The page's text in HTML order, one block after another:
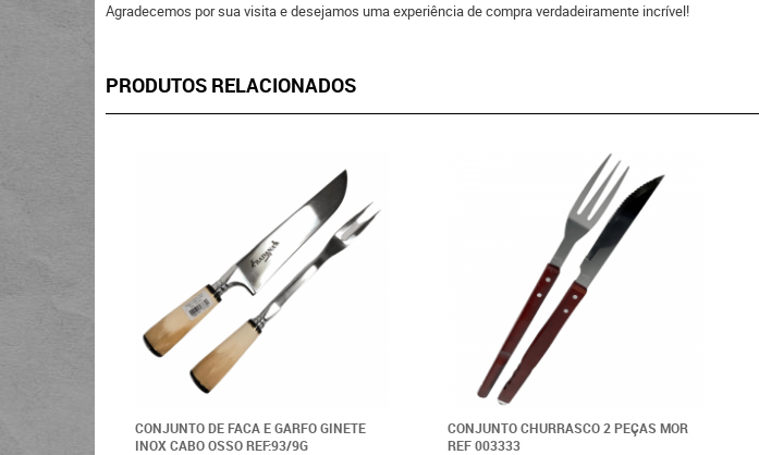
Agradecemos por sua visita e desejamos uma experiência de compra verdadeiramente incrível!
PRODUTOS RELACIONADOS
CONJUNTO DE FACA E GARFO GINETE
INOX CABO OSSO REF:93/9G
CONJUNTO CHURRASCO 2 PEÇAS MOR
REF 003333